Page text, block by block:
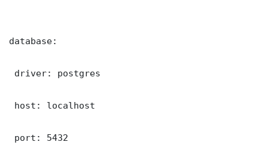
database:
driver: postgres
host: localhost
port: 5432